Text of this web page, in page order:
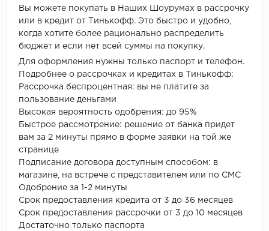
Вы можете покупать в Наших Шоурумах в рассрочку
или в кредит от Тинькофф. Это быстро и удобно,
когда хотите более рационально распределить
бюджет и если нет всей суммы на покупку.
Для оформления нужны только паспорт и телефон.
Подробнее о рассрочках и кредитах в Тинькофф:
Рассрочка беспроцентная: вы не платите за
пользование деньгами
Высокая вероятность одобрения: до 95%
Быстрое рассмотрение: решение от банка придет
вам за 2 минуты прямо в форме заявки на той же
странице
Подписание договора доступным способом: в
магазине, на встрече с представителем или по СМС
Одобрение за 1-2 минуты
Срок предоставления кредита от 3 до 36 месяцев
Срок предоставления рассрочки от 3 до 10 месяцев
Достаточно только паспорта